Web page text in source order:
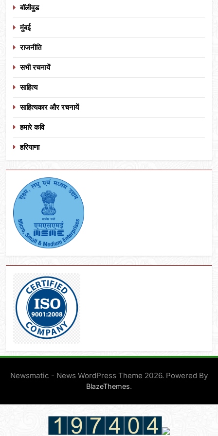
बॉलीवुड
मुंबई
राजनीति
सभी रचनायें
साहित्य
साहित्यकार और रचनायें
हमारे कवि
हरियाणा
Newsmatic - News WordPress Theme 2026. Powered By
BlazeThemes.